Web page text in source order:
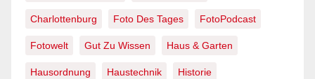
Charlottenburg Foto Des Tages FotoPodcast
Fotowelt Gut Zu Wissen Haus & Garten
Hausordnung Haustechnik Historie